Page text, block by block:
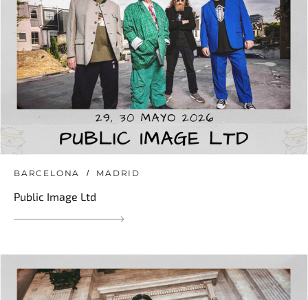
BARCELONA MADRID
Public Image Ltd